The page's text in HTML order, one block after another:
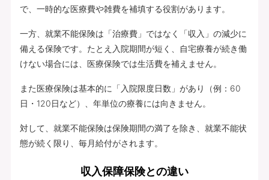
で、一時的な医療費や雑費を補填する役割があります。
一方、就業不能保険は「治療費」ではなく「収入」の減少に
備える保険です。たとえ入院期間が短く、自宅療養が続き働
けない場合には、医療保険では生活費を補えません。
また医療保険は基本的に「入院限度日数」があり（例：60
日・120日など）、年単位の療養には向きません。
対して、就業不能保険は保険期間の満了を除き、就業不能状
態が続く限り、毎月給付がされます。
収入保障保険との違い